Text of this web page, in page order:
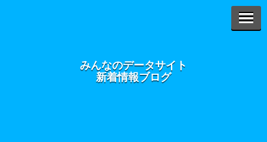
みんなのデータサイト
新着情報ブログ